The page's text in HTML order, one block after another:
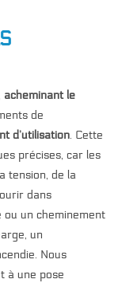
acheminant le
de
d’utilisation. Cette
précises, car les
tension, de la
dans
ou un cheminement
un
Nous
à une pose